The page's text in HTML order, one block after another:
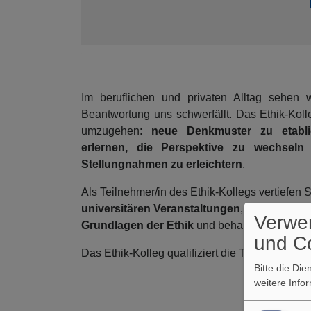
Im beruflichen und privaten Alltag sehen
Beantwortung uns schwerfällt. Das Ethik-
umzugehen: neue Denkmuster zu
erlernen, die Perspektive zu wechseln
Stellungnahmen zu erleichtern.
Als Teilnehmer/in des Ethik-Kollegs vertiefen
universitären Veranstaltungen, im flexiblen
Grundlagen der Ethik und behandeln
Das Ethik-Kolleg qualifiziert die Teilnehmer/
und
Bitte die
weitere